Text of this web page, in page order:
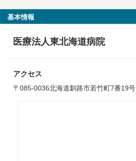
基本情報
医療法人東北海道病院
アクセス
〒085-0036北海道釧路市若竹町7番19号